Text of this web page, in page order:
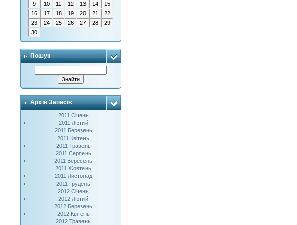
9
10 11 12 13 14
15
16
17 18 19 20 21
22
23
24 25 26 27 28
29
30
Пошук
Архів Записів
2011 Січень
2011 Лютий
2011 Березень
2011 Квітень
2011 Травень
2011 Серпень
2011 Вересень
2011 Жовтень
2011 Листопад
2011 Грудень
2012 Січень
2012 Лютий
2012 Березень
2012 Квітень
2012 Травень